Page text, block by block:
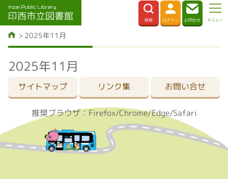
2025年11月
2025年11月
サイトマップ リンク集 お問い合せ
推奨ブラウザ：Firefox/Chrome/Edge/Safari